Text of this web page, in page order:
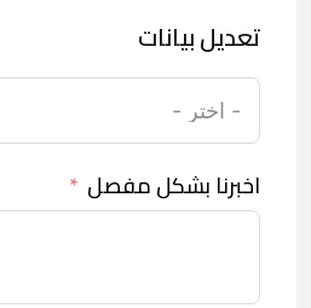
تعديل بيانات
اخبرنا بشكل مفصل